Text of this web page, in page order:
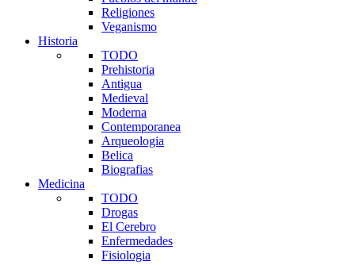
Religiones
Veganismo
Historia
TODO
Prehistoria
Antigua
Medieval
Moderna
Contemporanea
Arqueologia
Belica
Biografias
Medicina
TODO
Drogas
El Cerebro
Enfermedades
Fisiologia